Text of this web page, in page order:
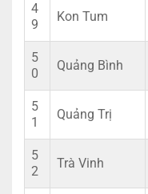
4
9
Kon Tum
5
0
Quảng Bình
5
1
Quảng Trị
5
2
Trà Vinh